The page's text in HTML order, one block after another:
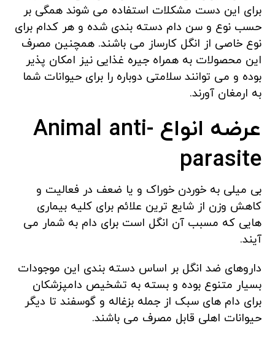
برای این دست مشکلات استفاده می شوند همگی بر
حسب نوع و سن دام دسته بندی شده و هر کدام برای
نوع خاصی از انگل کارساز می باشند. همچنین مصرف
این محصولات به همراه جیره غذایی نیز امکان پذیر
بوده و می توانند سلامتی دوباره را برای حیوانات شما
به ارمغان آورند.
عرضه انواع Animal anti-
parasite
بی میلی به خوردن خوراک و یا ضعف در فعالیت و
کاهش وزن از شایع ترین علائم برای کلیه بیماری
هایی که مسبب آن انگل است برای دام به شمار می
آیند.
داروهای ضد انگل بر اساس دسته بندی این موجودات
بسیار متنوع بوده و بسته به تشخیص دامپزشکان
برای دام های سبک از جمله بزغاله و گوسفند تا دیگر
حیوانات اهلی قابل مصرف می باشند.